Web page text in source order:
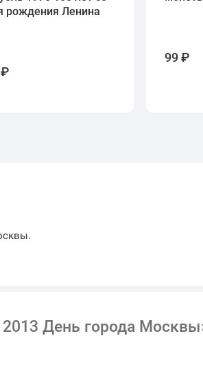
рождения Ленина
99 ₽
День города